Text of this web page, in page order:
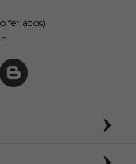
feriados)